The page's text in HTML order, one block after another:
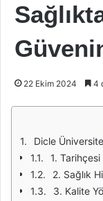
22 Ekim 2024 4
Dicle Üniversitesi
1.
2. Sağlık
3. Kalite